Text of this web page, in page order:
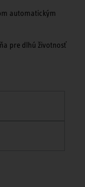
automatickým
pre dlhú životnosť